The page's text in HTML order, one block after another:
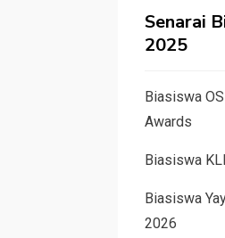
Senarai
2025
Biasiswa
Awards
Biasiswa
Biasiswa
2026